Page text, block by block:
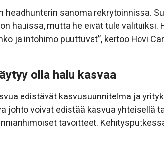
headhunterin sanoma rekrytoinnissa.
hauissa, mutta he eivät tule valituiksi.
ja intohimo puuttuvat”, kertoo Hovi
olla halu kasvaa
edistävät kasvusuunnitelma ja
johto voivat edistää kasvua yhteisellä
tavoitteet.